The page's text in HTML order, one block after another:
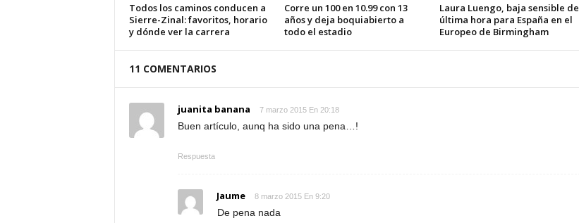
Todos los caminos conducen a
Sierre-Zinal: favoritos, horario
y dónde ver la carrera
Corre un 100 en 10.99 con 13
años y deja boquiabierto a
todo el estadio
Laura Luengo, baja sensible de
última hora para España en el
Europeo de Birmingham
11 COMENTARIOS
juanita banana 7 marzo 2015 En 20:18
Buen artículo, aunq ha sido una pena…!
Respuesta
Jaume 8 marzo 2015 En 9:20
De pena nada